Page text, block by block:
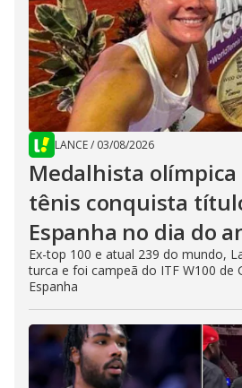
LANCE/ 03/08/2026
Medalhista
tênis conquista
Espanha no dia do
Ex-top 100 e atual 239 do mundo,
turca e foi campeã do ITF W100 de
Espanha